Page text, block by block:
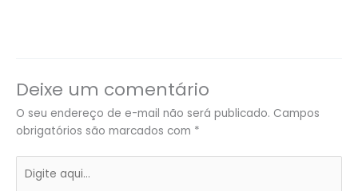
Deixe um comentário
O seu endereço de e-mail não será publicado. Campos
obrigatórios são marcados com *
aqui...